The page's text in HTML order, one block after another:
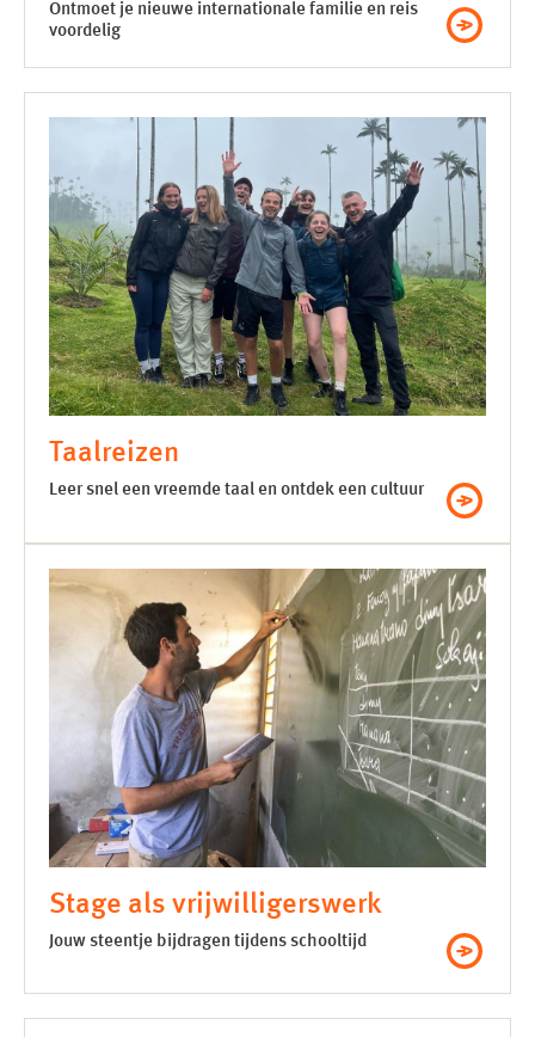
Ontmoet je nieuwe internationale familie en reis
voordelig
Taalreizen
Leer snel een vreemde taal en ontdek een cultuur
Stage als vrijwilligerswerk
Jouw steentje bijdragen tijdens schooltijd